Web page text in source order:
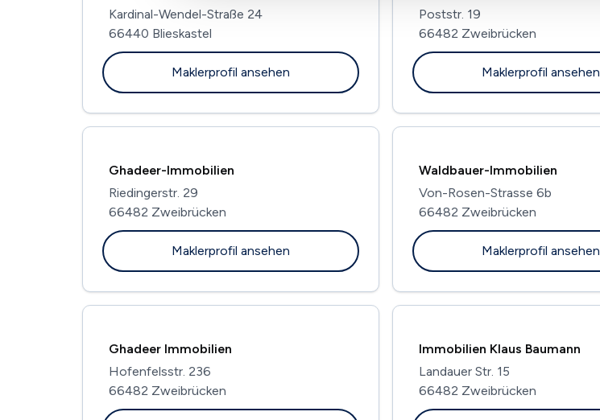
Kardinal-Wendel-Straße 24
66440 Blieskastel
Maklerprofil ansehen
Poststr. 19
66482 Zweibrücken
Maklerprofil ansehen
Ghadeer-Immobilien
Riedingerstr. 29
66482 Zweibrücken
Maklerprofil ansehen
Waldbauer-Immobilien
Von-Rosen-Strasse 6b
66482 Zweibrücken
Maklerprofil ansehen
Ghadeer Immobilien
Hofenfelsstr. 236
66482 Zweibrücken
Immobilien Klaus Baumann
Landauer Str. 15
66482 Zweibrücken